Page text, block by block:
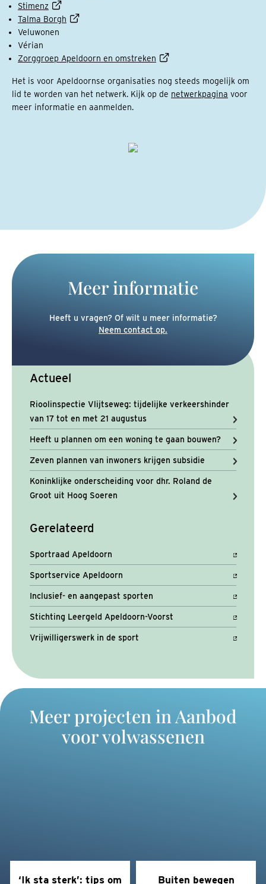
Stimenz
Talma Borgh
Veluwonen
Vérian
Zorggroep Apeldoorn en omstreken
Het is voor Apeldoornse organisaties nog steeds mogelijk om
lid te worden van het netwerk. Kijk op de netwerkpagina voor
meer informatie en aanmelden.
Meer informatie
Heeft u vragen? Of wilt u meer informatie?
Neem contact op.
Actueel
Rioolinspectie Vlijtseweg: tijdelijke verkeershinder
van 17 tot en met 21 augustus
Heeft u plannen om een woning te gaan bouwen?
Zeven plannen van inwoners krijgen subsidie
Koninklijke onderscheiding voor dhr. Roland de
Groot uit Hoog Soeren
Gerelateerd
Sportraad Apeldoorn
Sportservice Apeldoorn
Inclusief- en aangepast sporten
Stichting Leergeld Apeldoorn-Voorst
Vrijwilligerswerk in de sport
Meer projecten in Aanbod
voor volwassenen
‘Ik sta sterk’: tips om
Buiten bewegen